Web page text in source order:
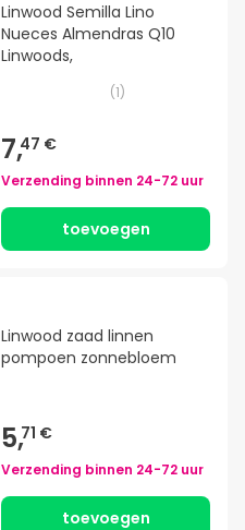
Linwood Semilla Lino
Nueces Almendras Q10
Linwoods,
(1)
7,47 €
Verzending binnen 24-72 uur
toevoegen
Linwood zaad linnen
pompoen zonnebloem
5,71 €
Verzending binnen 24-72 uur
toevoegen